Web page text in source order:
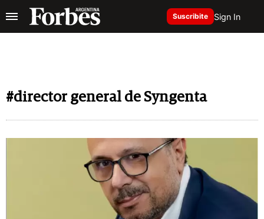
Suscribite Sign In
#director general de Syngenta